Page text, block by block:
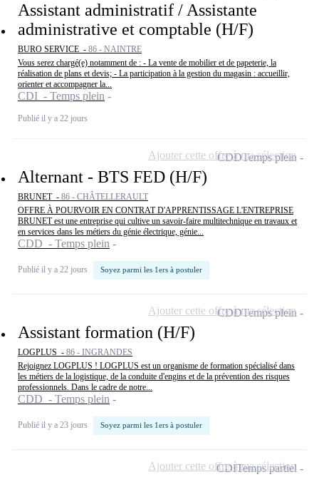
Assistant administratif / Assistante
administrative et comptable (H/F)
BURO SERVICE - 86 - NAINTRE
Vous serez chargé(e) notamment de : - La vente de mobilier et de papeterie, la
réalisation de plans et devis; - La participation à la gestion du magasin : accueillir,
orienter et accompagner la...
CDI - Temps plein
Publié il y a 22 jours
Alternant - BTS FED (H/F)
BRUNET - 86 - CHÂTELLERAULT
OFFRE À POURVOIR EN CONTRAT D'APPRENTISSAGE L'ENTREPRISE
BRUNET est une entreprise qui cultive un savoir-faire multitechnique en travaux et
en services dans les métiers du génie électrique, génie...
CDD - Temps plein
Publié il y a 22 jours Soyez parmi les 1ers à postuler
CDDTemps plein
Ajouter cette offre à ma sélection
Assistant formation (H/F)
LOGPLUS - 86 - INGRANDES
Rejoignez LOGPLUS ! LOGPLUS est un organisme de formation spécialisé dans
les métiers de la logistique, de la conduite d'engins et de la prévention des risques
professionnels. Dans le cadre de notre...
CDD - Temps plein
Publié il y a 23 jours Soyez parmi les 1ers à postuler
CDDTemps plein
Ajouter cette offre à ma sélection
CDITemps partiel
Ajouter cette offre à ma sélection